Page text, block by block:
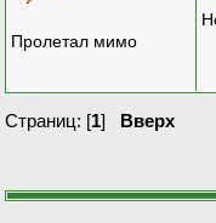
Пролетал мимо
Страниц: [1] Вверх